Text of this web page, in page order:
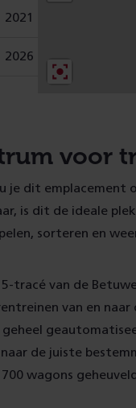
2021
2026
voor
je dit emplacement
is dit de ideale
sorteren en
tracé van de
van en naar
geheel
de juiste
wagons geheuveld.